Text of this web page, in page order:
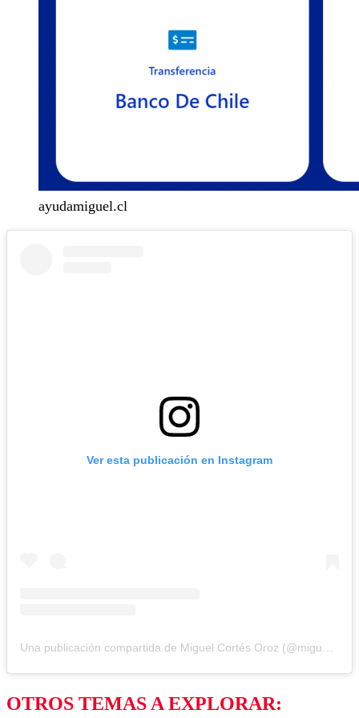
ayudamiguel.cl
Ver esta publicación en Instagram
Una publicación compartida de Miguel Cortés Oroz (@miguelcontraduchenne)
OTROS TEMAS A EXPLORAR: